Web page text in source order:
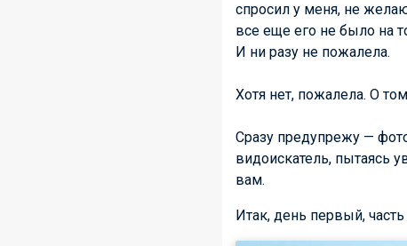
спросил у меня, не
все еще его не было на
И ни разу не пожалела.
Хотя нет, пожалела. О
Сразу предупрежу —
видоискатель, пытаясь
вам.
Итак, день первый,